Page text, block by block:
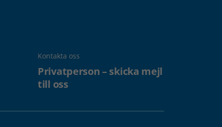
Kontakta oss
Privatperson – skicka mejl
till oss